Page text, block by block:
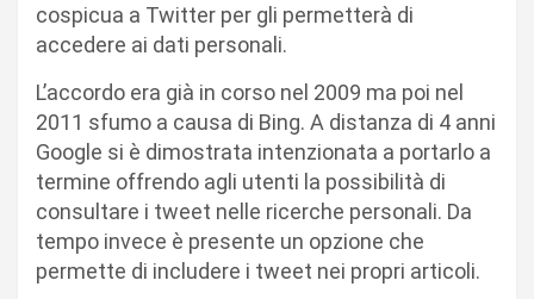
cospicua a Twitter per gli permetterà di
accedere ai dati personali.
L’accordo era già in corso nel 2009 ma poi nel
2011 sfumo a causa di Bing. A distanza di 4 anni
Google si è dimostrata intenzionata a portarlo a
termine offrendo agli utenti la possibilità di
consultare i tweet nelle ricerche personali. Da
tempo invece è presente un opzione che
permette di includere i tweet nei propri articoli.